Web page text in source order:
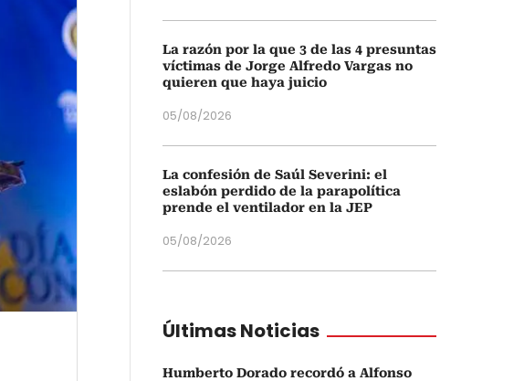
La razón por la que 3 de las 4 presuntas
víctimas de Jorge Alfredo Vargas no
quieren que haya juicio
05/08/2026
La confesión de Saúl Severini: el
eslabón perdido de la parapolítica
prende el ventilador en la JEP
05/08/2026
Últimas Noticias
Humberto Dorado recordó a Alfonso